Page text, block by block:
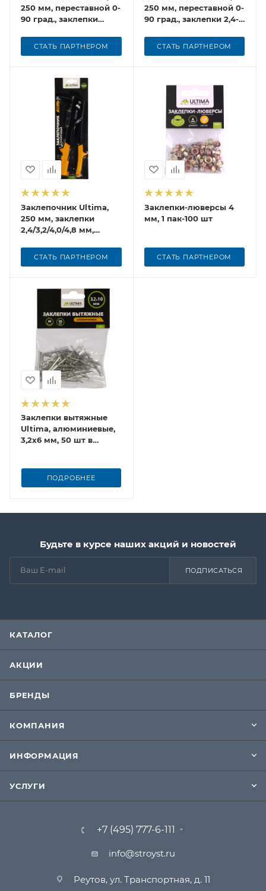
250 мм, переставной 0-
90 град., заклепки
СТАТЬ ПАРТНЕРОМ
250 мм, переставной 0-
90 град., заклепки 2,4-
СТАТЬ ПАРТНЕРОМ
Заклепочник Ultima,
250 мм, заклепки
2,4/3,2/4,0/4,8 мм,
СТАТЬ ПАРТНЕРОМ
Заклепки-люверсы 4
мм, 1 пак-100 шт
СТАТЬ ПАРТНЕРОМ
Заклепки вытяжные
Ultima, алюминиевые,
3,2х6 мм, 50 шт в
ПОДРОБНЕЕ
Будьте в курсе наших акций и новостей
ПОДПИСАТЬСЯ
КАТАЛОГ
АКЦИИ
БРЕНДЫ
КОМПАНИЯ
ИНФОРМАЦИЯ
УСЛУГИ
+7 (495) 777-6-111
info@stroyst.ru
Реутов, ул. Транспортная, д. 11